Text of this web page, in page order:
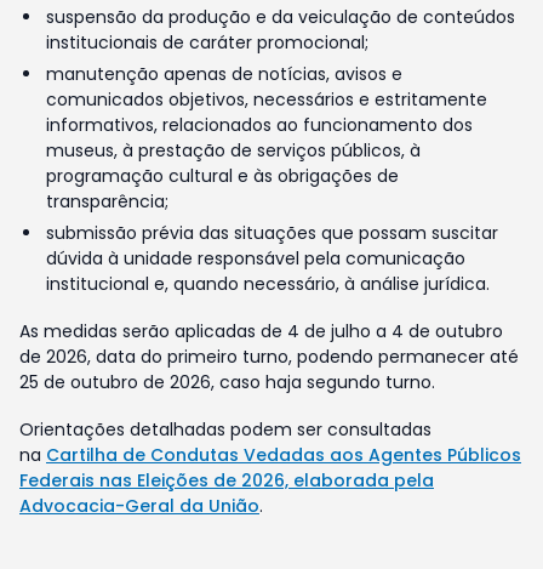
suspensão da produção e da veiculação de conteúdos
institucionais de caráter promocional;
manutenção apenas de notícias, avisos e
comunicados objetivos, necessários e estritamente
informativos, relacionados ao funcionamento dos
museus, à prestação de serviços públicos, à
programação cultural e às obrigações de
transparência;
submissão prévia das situações que possam suscitar
dúvida à unidade responsável pela comunicação
institucional e, quando necessário, à análise jurídica.
As medidas serão aplicadas de 4 de julho a 4 de outubro
de 2026, data do primeiro turno, podendo permanecer até
25 de outubro de 2026, caso haja segundo turno.
Orientações detalhadas podem ser consultadas
na Cartilha de Condutas Vedadas aos Agentes Públicos
Federais nas Eleições de 2026, elaborada pela
Advocacia-Geral da União.